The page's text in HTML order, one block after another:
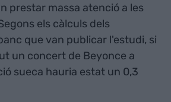
prestar massa atenció a les
els càlculs dels
que van publicar l'estudi, si
un concert de Beyonce a
sueca hauria estat un 0,3